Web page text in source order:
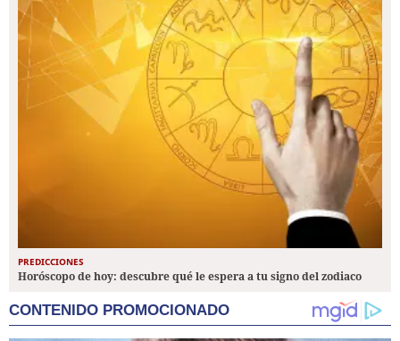
PREDICCIONES
Horóscopo de hoy: descubre qué le espera a tu signo del zodiaco
CONTENIDO PROMOCIONADO